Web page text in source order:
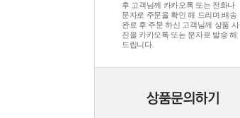
후 고객님께 카카오톡 또는 전화나
문자로 주문을 확인 해 드리며.배송
완료 후 주문 하신 고객님께 상품 사
진을 카카오톡 또는 문자로 발송 해
드립니다.